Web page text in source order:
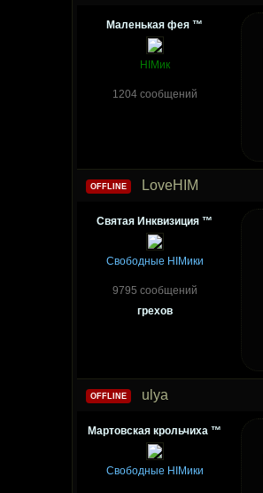
Маленькая фея ™
HIMик
1204 сообщений
OFFLINE LoveHIM
Святая Инквизиция ™
Свободные HIMики
9795 сообщений
грехов
OFFLINE ulya
Мартовская крольчиха ™
Свободные HIMики